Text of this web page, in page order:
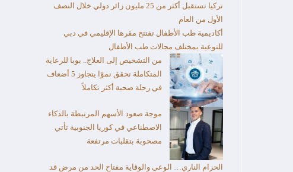
تركيا تستقبل أكثر من 25 مليون زائر دولي خلال النصف
الأول من العام​
أكاديمية طب الأطفال تفتتح مقرها الإقليمي في دبي
للتوعية بمختلف مجالات طب الأطفال
من التشخيص إلى العلاج.. بوبا للرعاية
المتكاملة تحقق نموًا يتجاوز 5 أضعاف
في رحلة صحية أكثر تكاملاً
موجة صعود الأسهم المرتبطة بالذكاء
الاصطناعي في كوريا الجنوبية تأتي
مصحوبة بتقلبات مرتفعة
الحزام الناري… الوعي والوقاية مفتاح الحد من مرض قد